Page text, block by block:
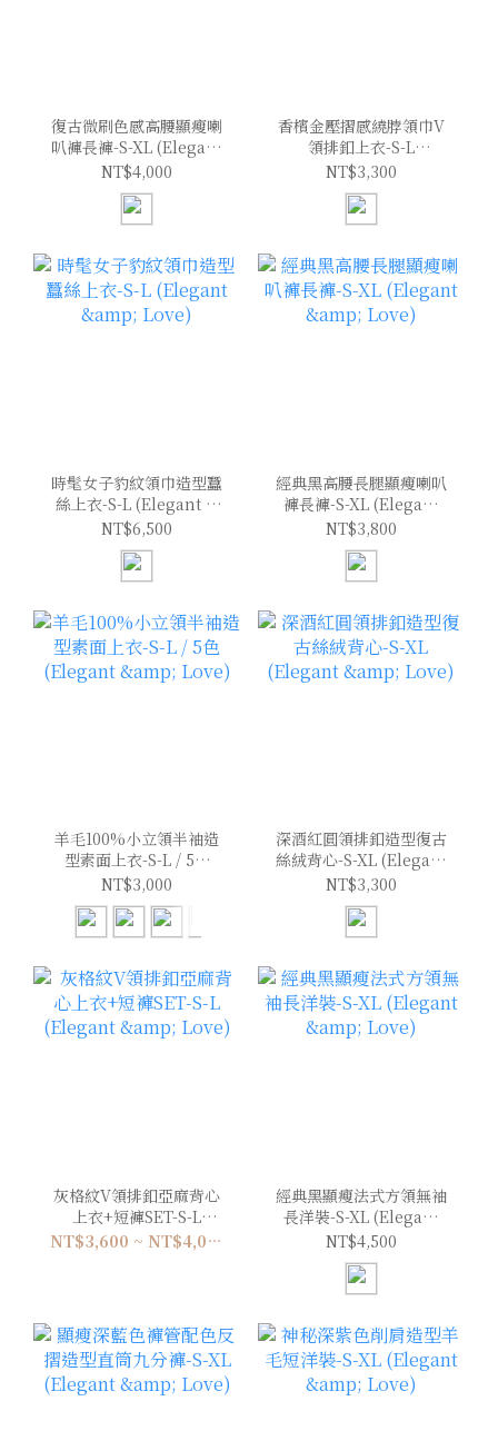
復古微刷色感高腰顯瘦喇
叭褲長褲-S-XL (Elegant
& Love)
NT$4,000
香檳金壓摺感繞脖領巾V
領排釦上衣-S-L
(Elegant & Love)
NT$3,300
時髦女子豹紋領巾造型蠶
絲上衣-S-L (Elegant &
Love)
NT$6,500
經典黑高腰長腿顯瘦喇叭
褲長褲-S-XL (Elegant
& Love)
NT$3,800
羊毛100%小立領半袖造
型素面上衣-S-L / 5色
(Elegant & Love)
NT$3,000
深酒紅圓領排釦造型復古
絲絨背心-S-XL (Elegant
& Love)
NT$3,300
灰格紋V領排釦亞麻背心
上衣+短褲SET-S-L
(Elegant & Love) NT$3,600 ~ NT$4,000
經典黑顯瘦法式方領無袖
長洋裝-S-XL (Elegant
& Love)
NT$4,500